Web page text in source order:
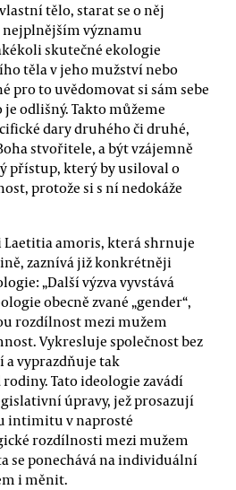
tělo, starat se o něj
nejplnějším významu
skutečné ekologie
těla v jeho mužství nebo
pro to uvědomovat si sám sebe
odlišný. Takto můžeme
dary druhého či druhé,
stvořitele, a být vzájemně
přístup, který by usiloval o
protože si s ní nedokáže
Laetitia amoris, která shrnuje
zaznívá již konkrétněji
„Další výzva vyvstává
obecně zvané „gender“,
rozdílnost mezi mužem
Vykresluje společnost bez
vyprazdňuje tak
Tato ideologie zavádí
úpravy, jež prosazují
intimitu v naprosté
rozdílnosti mezi mužem
se ponechává na individuální
i měnit.